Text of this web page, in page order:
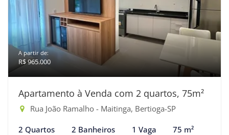
A partir de:
R$ 965.000
Apartamento à Venda com 2 quartos, 75m²
Rua João Ramalho - Maitinga, Bertioga-SP
2 Quartos 2 Banheiros 1 Vaga 75 m²